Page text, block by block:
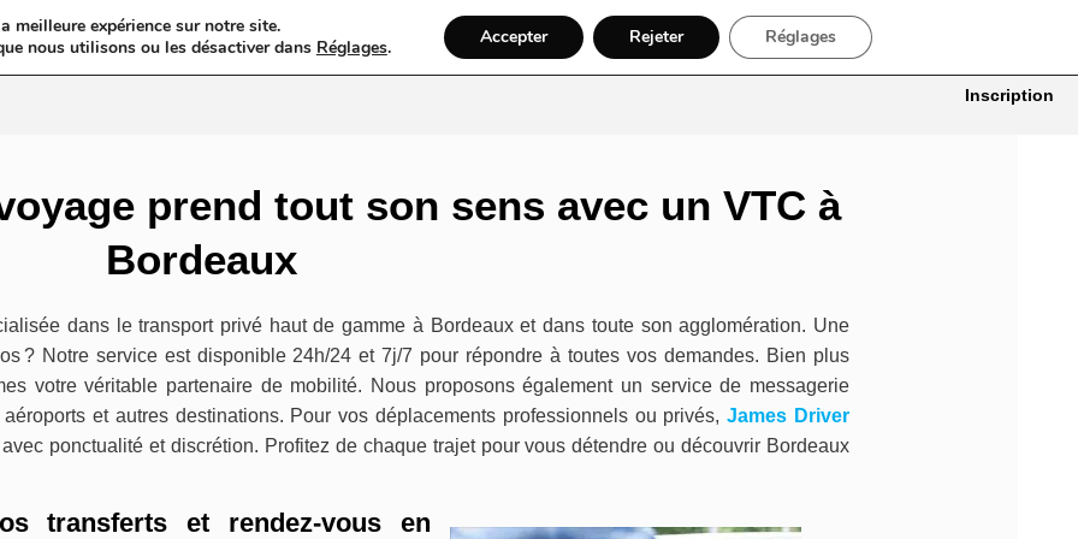
Web Taxi VTC Mariage Ambulance Locations De Voitures Bâtiment, Artisans & Électriciens
Inscription
prend tout son sens avec un VTC à
Bordeaux
dans le transport privé haut de gamme à Bordeaux et dans toute son agglomération. Une
? Notre service est disponible 24h/24 et 7j/7 pour répondre à toutes vos demandes. Bien plus
votre véritable partenaire de mobilité. Nous proposons également un service de messagerie
et autres destinations. Pour vos déplacements professionnels ou privés,James Driver
ponctualité et discrétion. Profitez de chaque trajet pour vous détendre ou découvrir Bordeaux
transferts et rendez-vous en
expérience sur notre site.
nous utilisons ou les désactiver dans Réglages. Accepter Rejeter Réglages